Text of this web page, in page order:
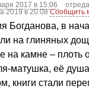
2017 в 15:06
2019 в 20:08Сообщить
Богданова, в
на глиняных
на камне – плоть
матушка, её
книги стали